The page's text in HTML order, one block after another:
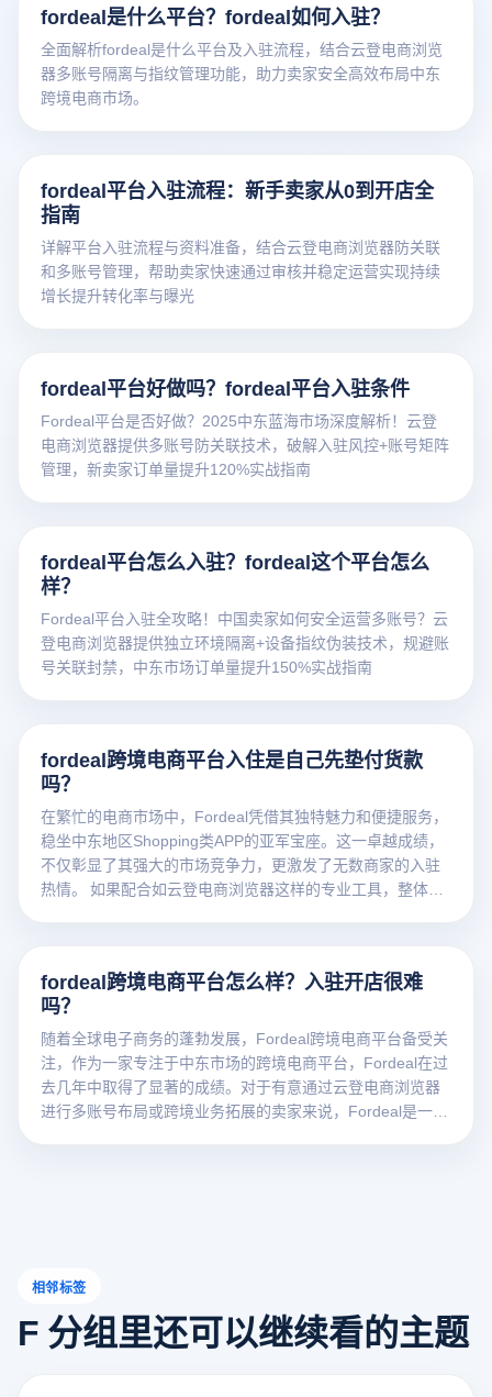
fordeal是什么平台？fordeal如何入驻？
全面解析fordeal是什么平台及入驻流程，结合云登电商浏览
器多账号隔离与指纹管理功能，助力卖家安全高效布局中东
跨境电商市场。
fordeal平台入驻流程：新手卖家从0到开店全
指南
详解平台入驻流程与资料准备，结合云登电商浏览器防关联
和多账号管理，帮助卖家快速通过审核并稳定运营实现持续
增长提升转化率与曝光
fordeal平台好做吗？fordeal平台入驻条件
Fordeal平台是否好做？2025中东蓝海市场深度解析！云登
电商浏览器提供多账号防关联技术，破解入驻风控+账号矩阵
管理，新卖家订单量提升120%实战指南
fordeal平台怎么入驻？fordeal这个平台怎么
样？
Fordeal平台入驻全攻略！中国卖家如何安全运营多账号？云
登电商浏览器提供独立环境隔离+设备指纹伪装技术，规避账
号关联封禁，中东市场订单量提升150%实战指南
fordeal跨境电商平台入住是自己先垫付货款
吗？
在繁忙的电商市场中，Fordeal凭借其独特魅力和便捷服务，
稳坐中东地区Shopping类APP的亚军宝座。这一卓越成绩，
不仅彰显了其强大的市场竞争力，更激发了无数商家的入驻
热情。 如果配合如云登电商浏览器这样的专业工具，整体运
fordeal跨境电商平台怎么样？入驻开店很难
吗？
随着全球电子商务的蓬勃发展，Fordeal跨境电商平台备受关
注，作为一家专注于中东市场的跨境电商平台，Fordeal在过
去几年中取得了显著的成绩。对于有意通过云登电商浏览器
进行多账号布局或跨境业务拓展的卖家来说，Fordeal是一个
相邻标签
F 分组里还可以继续看的主题